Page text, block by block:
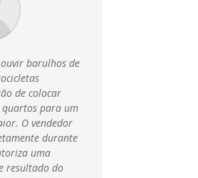
barulhos de
de colocar
quartos para um
O vendedor
durante
uma
resultado do